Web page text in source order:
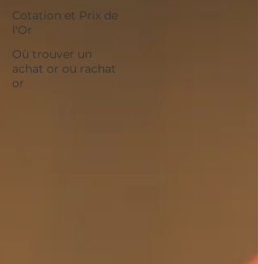
Cotation et Prix de
l'Or
Où trouver un
achat or ou rachat
or